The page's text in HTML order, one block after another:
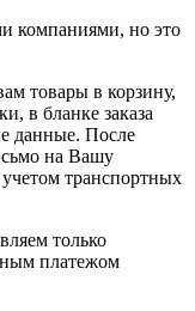
компаниями, но это
товары в корзину,
в бланке заказа
данные. После
на Вашу
транспортных
только
платежом